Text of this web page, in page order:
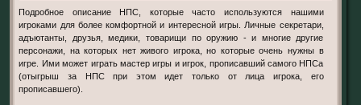
Подробное описание НПС, которые часто используются нашими
игроками для более комфортной и интересной игры. Личные секретари,
адъютанты, друзья, медики, товарищи по оружию - и многие другие
персонажи, на которых нет живого игрока, но которые очень нужны в
игре. Ими может играть мастер игры и игрок, прописавший самого НПСа
(отыгрыш за НПС при этом идет только от лица игрока, его
прописавшего).